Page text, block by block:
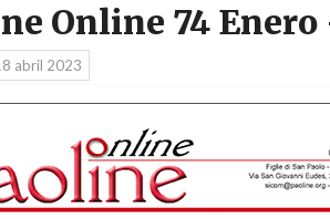
Lugares de Origen
Familia Paulina
Online 74
abril 2023